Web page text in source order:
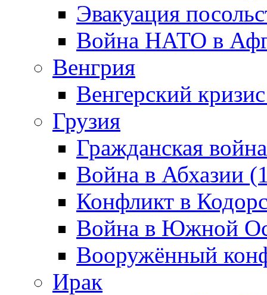
Эвакуация
Война НАТО в
Венгрия
Венгерский
Грузия
Гражданская
Война в Абхазии
Конфликт в
Война в Южной
Вооружённый
Ирак